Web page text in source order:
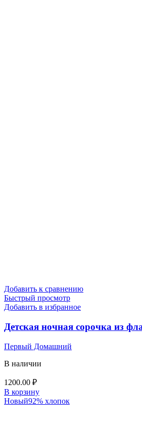
Добавить к сравнению
Быстрый просмотр
Добавить в избранное
Детская ночная сорочка из
Первый Домашний
В наличии
1200.00 ₽
В корзину
Новый92% хлопок